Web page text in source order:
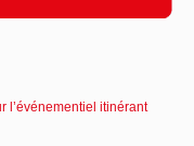
l’événementiel itinérant